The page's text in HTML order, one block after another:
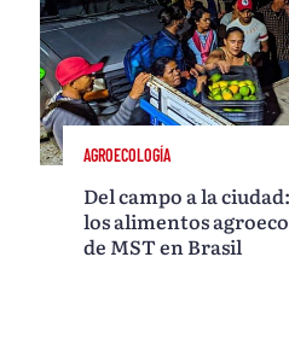
AGROECOLOGÍA
Del campo a la
los alimentos
de MST en Brasil